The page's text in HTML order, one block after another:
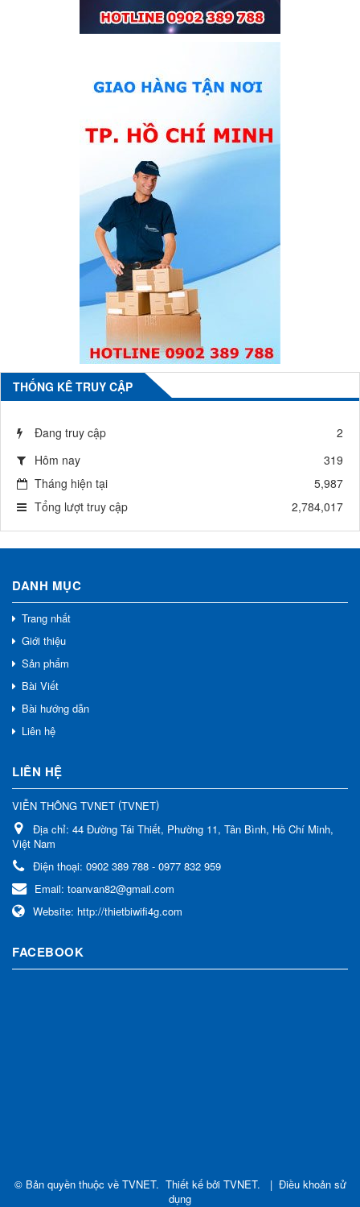
THỐNG KÊ TRUY CẬP
Đang truy cập
2
Hôm nay
319
Tháng hiện tại
5,987
Tổng lượt truy cập
2,784,017
DANH MỤC
Trang nhất
Giới thiệu
Sản phẩm
Bài Viết
Bài hướng dẫn
Liên hệ
LIÊN HỆ
VIỄN THÔNG TVNET (TVNET)
Địa chỉ: 44 Đường Tái Thiết, Phường 11, Tân Bình, Hồ Chí Minh,
Việt Nam
Điện thoại: 0902 389 788 - 0977 832 959
Email: toanvan82@gmail.com
Website: http://thietbiwifi4g.com
FACEBOOK
© Bản quyền thuộc về TVNET. Thiết kế bởi TVNET. | Điều khoản sử
dụng